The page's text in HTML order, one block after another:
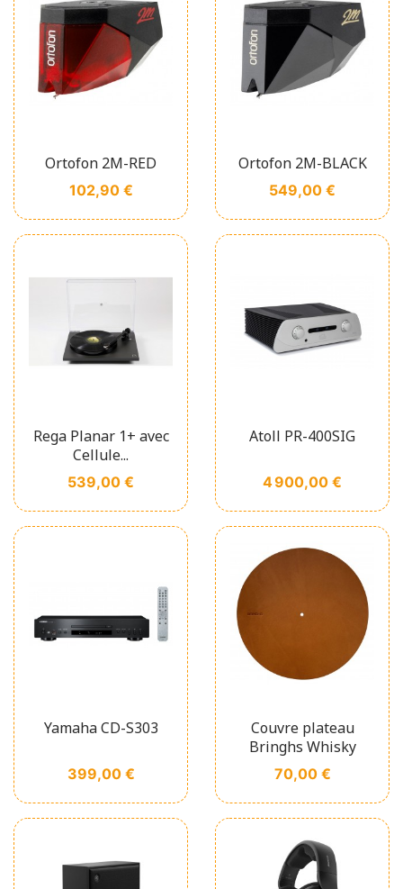
Ortofon 2M-RED
Prix
102,90 €
Ortofon 2M-BLACK
Prix
549,00 €
Rega Planar 1+ avec
Cellule...
Prix
539,00 €
Atoll PR-400SIG
Prix
4 900,00 €
Yamaha CD-S303
Prix
399,00 €
Couvre plateau
Bringhs Whisky
Prix
70,00 €